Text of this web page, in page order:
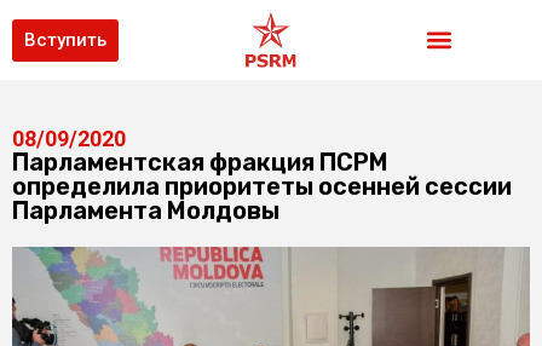
Вступить
08/09/2020
Парламентская фракция ПСРМ
определила приоритеты осенней сессии
Парламента Молдовы